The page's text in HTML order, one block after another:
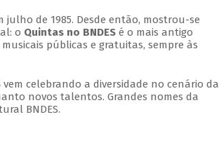
julho de 1985. Desde então, mostrou-se
o Quintas no BNDESé o mais antigo
públicas e gratuitas, sempre às
vem celebrando a diversidade no cenário da
novos talentos. Grandes nomes da
BNDES.